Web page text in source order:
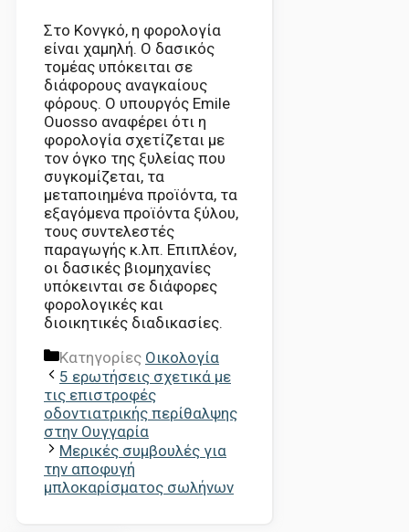
Στο Κονγκό, η φορολογία
είναι χαμηλή. Ο δασικός
τομέας υπόκειται σε
διάφορους αναγκαίους
φόρους. Ο υπουργός Emile
Ouosso αναφέρει ότι η
φορολογία σχετίζεται με
τον όγκο της ξυλείας που
συγκομίζεται, τα
μεταποιημένα προϊόντα, τα
εξαγόμενα προϊόντα ξύλου,
τους συντελεστές
παραγωγής κ.λπ. Επιπλέον,
οι δασικές βιομηχανίες
υπόκεινται σε διάφορες
φορολογικές και
διοικητικές διαδικασίες.
Κατηγορίες Οικολογία
5 ερωτήσεις σχετικά με
τις επιστροφές
οδοντιατρικής περίθαλψης
στην Ουγγαρία
Μερικές συμβουλές για
την αποφυγή
μπλοκαρίσματος σωλήνων